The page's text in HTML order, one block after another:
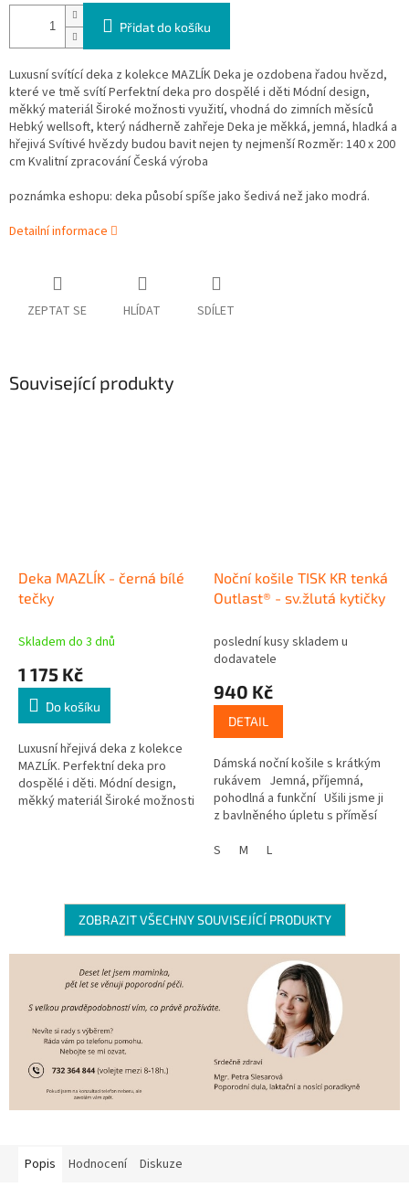
Přidat do košíku
Luxusní svítící deka z kolekce MAZLÍK Deka je ozdobena řadou hvězd,
které ve tmě svítí Perfektní deka pro dospělé i děti Módní design,
měkký materiál Široké možnosti využití, vhodná do zimních měsíců
Hebký wellsoft, který nádherně zahřeje Deka je měkká, jemná, hladká a
hřejivá Svítivé hvězdy budou bavit nejen ty nejmenší Rozměr: 140 x 200
cm Kvalitní zpracování Česká výroba
poznámka eshopu: deka působí spíše jako šedivá než jako modrá.
Detailní informace
ZEPTAT SE HLÍDAT SDÍLET
Související produkty
Deka MAZLÍK - černá bílé
tečky
Skladem do 3 dnů
1 175 Kč
Do košíku
Luxusní hřejivá deka z kolekce
MAZLÍK. Perfektní deka pro
dospělé i děti. Módní design,
měkký materiál Široké možnosti
Noční košile TISK KR tenká
Outlast® - sv.žlutá kytičky
poslední kusy skladem u
dodavatele
940 Kč
DETAIL
Dámská noční košile s krátkým
rukávem Jemná, příjemná,
pohodlná a funkční Ušili jsme ji
z bavlněného úpletu s příměsí
S
M L
ZOBRAZIT VŠECHNY SOUVISEJÍCÍ PRODUKTY
Popis Hodnocení Diskuze